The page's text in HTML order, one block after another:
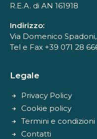
R.E.A. di AN 161918
Indirizzo:
Via Domenico
Tel e Fax +39 071 28
Legale
Privacy Policy
Cookie policy
Termini e condizioni
Contatti